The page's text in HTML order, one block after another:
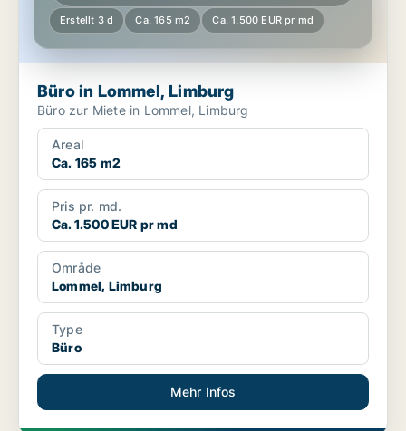
Erstellt 3 d Ca. 165 m2 Ca. 1.500 EUR pr md
Büro in Lommel, Limburg
Büro zur Miete in Lommel, Limburg
Areal
Ca. 165 m2
Pris pr. md.
Ca. 1.500 EUR pr md
Område
Lommel, Limburg
Type
Büro
Mehr Infos